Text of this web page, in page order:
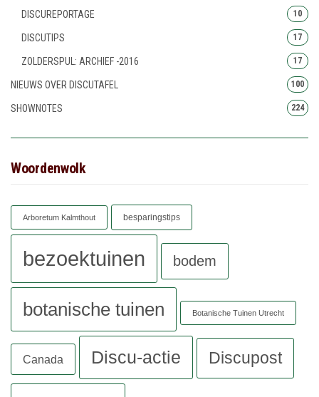
DISCUREPORTAGE 10
DISCUTIPS 17
ZOLDERSPUL: ARCHIEF -2016 17
NIEUWS OVER DISCUTAFEL 100
SHOWNOTES 224
Woordenwolk
Arboretum Kalmthout besparingstips
bezoektuinen bodem
botanische tuinen Botanische Tuinen Utrecht
Canada Discu-actie Discupost